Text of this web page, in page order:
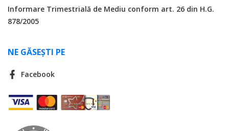
Informare Trimestrială de Mediu conform art. 26 din H.G.
878/2005
NE GĂSEȘTI PE
Facebook